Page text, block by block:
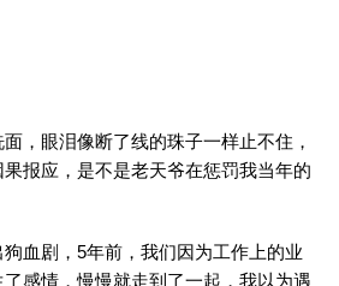
，眼泪像断了线的珠子一样止不住，
报应，是不是老天爷在惩罚我当年的
血剧，5年前，我们因为工作上的业
感情，慢慢就走到了一起，我以为遇